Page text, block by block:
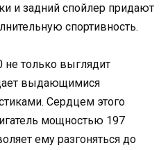
и задний спойлер придают
спортивность.
не только выглядит
выдающимися
Сердцем этого
мощностью 197
ему разгоняться до